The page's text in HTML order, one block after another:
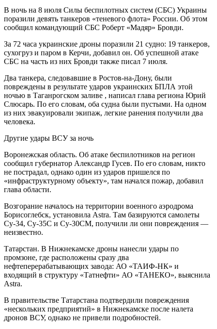
В ночь на 8 июля Силы беспилотных систем (СБС) Украины
поразили девять танкеров «теневого флота» России. Об этом
сообщил командующий СБС Роберт «Мадяр» Бровди.
За 72 часа украинские дроны поразили 21 судно: 19 танкеров,
сухогруз и паром в Керчи, добавил он. Об успешной атаке
СБС на часть из них Бровди также писал 7 июля.
Два танкера, следовавшие в Ростов-на-Дону, были
повреждены в результате ударов украинских БПЛА этой
ночью в Таганрогском заливе , написал глава региона Юрий
Слюсарь. По его словам, оба судна были пустыми. На одном
из них эвакуировали экипаж, легкие ранения получили два
человека.
Другие удары ВСУ за ночь
Воронежская область. Об атаке беспилотников на регион
сообщил губернатор Александр Гусев. По его словам, никто
не пострадал, однако один из ударов пришелся по
«инфраструктурному объекту», там начался пожар, добавил
глава области.
Возгорание началось на территории военного аэродрома
Борисоглебск, установила Astra. Там базируются самолеты
Су-34, Су-35С и Су-30СМ, получили ли они повреждения —
неизвестно.
Татарстан. В Нижнекамске дроны нанесли удары по
промзоне, где расположены сразу два
нефтеперерабатывающих завода: АО «ТАИФ-НК» и
входящий в структуру «Татнефти» АО «ТАНЕКО», выяснила
Astra.
В правительстве Татарстана подтвердили повреждения
«нескольких предприятий» в Нижнекамске после налета
дронов ВСУ, однако не привели подробностей.